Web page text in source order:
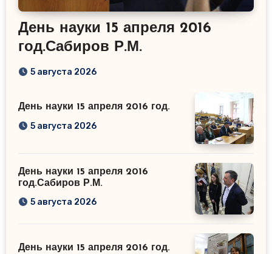
День науки 15 апреля 2016
год.Сабиров Р.М.
5 августа 2026
День науки 15 апреля 2016 год.
5 августа 2026
День науки 15 апреля 2016
год.Сабиров Р.М.
5 августа 2026
День науки 15 апреля 2016 год.